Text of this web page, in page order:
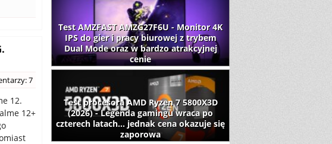
7
12.
12+
Test AMZFAST AMZG27F6U - Monitor 4K
IPS do gier i pracy biurowej z trybem
Dual Mode oraz w bardzo atrakcyjnej
cenie
Test procesora AMD Ryzen 7 5800X3D
(2026) - Legenda gamingu wraca po
czterech latach... jednak cena okazuje się
zaporowa